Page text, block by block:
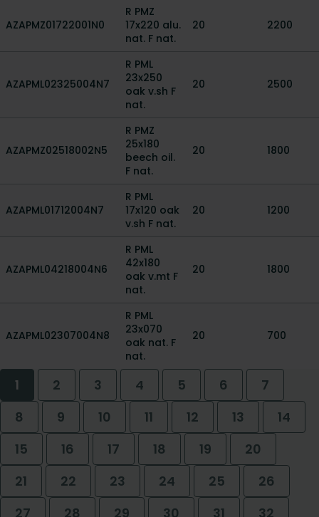
AZAPMZ01722001N0
R PMZ
17x220 alu.
nat. F nat.
20 2200
AZAPML02325004N7
R PML
23x250
oak v.sh F
nat.
20 2500
AZAPMZ02518002N5
R PMZ
25x180
beech oil.
F nat.
20 1800
AZAPML01712004N7
R PML
17x120 oak
v.sh F nat.
20 1200
AZAPML04218004N6
R PML
42x180
oak v.mt F
nat.
20 1800
AZAPML02307004N8
R PML
23x070
oak nat. F
nat.
20 700
1 2 3 4 5 6
7
8
9 10 11 12 13
14
15
16 17 18 19
20
21
22 23 24 25
26
27
28 29 30 31 32